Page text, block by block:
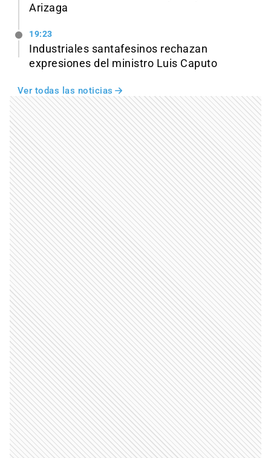
Arizaga
19:23
Industriales santafesinos rechazan
expresiones del ministro Luis Caputo
Ver todas las noticias